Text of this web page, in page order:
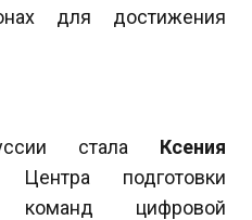
для достижения
стала Ксения
подготовки
команд цифровой